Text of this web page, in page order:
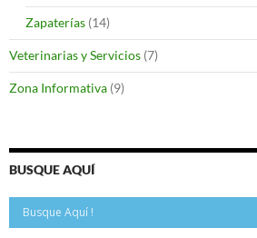
Zapaterías (14)
Veterinarias y Servicios (7)
Zona Informativa (9)
BUSQUE AQUÍ